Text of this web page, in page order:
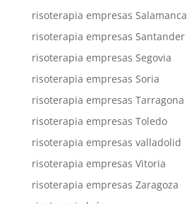
risoterapia empresas Salamanca
risoterapia empresas Santander
risoterapia empresas Segovia
risoterapia empresas Soria
risoterapia empresas Tarragona
risoterapia empresas Toledo
risoterapia empresas valladolid
risoterapia empresas Vitoria
risoterapia empresas Zaragoza